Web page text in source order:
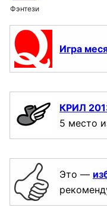
Фэнтези
Игра
КРИЛ
5 место
Это —